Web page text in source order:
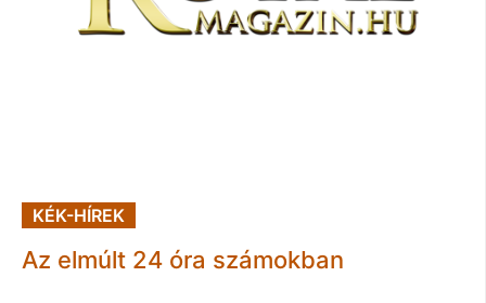
KÉK-HÍREK
Az elmúlt 24 óra számokban